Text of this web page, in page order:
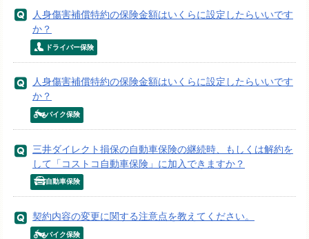
人身傷害補償特約の保険金額はいくらに設定したらいいです
か？
ドライバー保険
人身傷害補償特約の保険金額はいくらに設定したらいいです
か？
バイク保険
三井ダイレクト損保の自動車保険の継続時、もしくは解約を
して「コストコ自動車保険」に加入できますか？
自動車保険
契約内容の変更に関する注意点を教えてください。
バイク保険